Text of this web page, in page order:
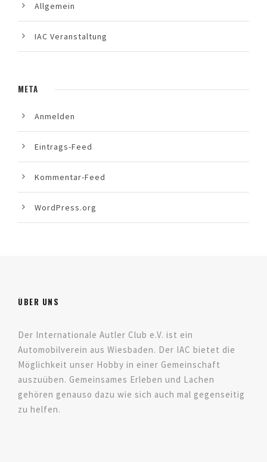
Allgemein
IAC Veranstaltung
META
Anmelden
Eintrags-Feed
Kommentar-Feed
WordPress.org
ÜBER UNS
Der Internationale Autler Club e.V. ist ein
Automobilverein aus Wiesbaden. Der IAC bietet die
Möglichkeit unser Hobby in einer Gemeinschaft
auszuüben. Gemeinsames Erleben und Lachen
gehören genauso dazu wie sich auch mal gegenseitig
zu helfen.